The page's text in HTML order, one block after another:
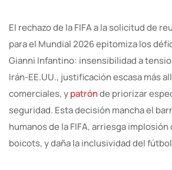
El rechazo de la FIFA a la solicitud de
para el Mundial 2026 epitomiza los
Gianni Infantino: insensibilidad a
Irán-EE.UU., justificación escasa más
comerciales, ypatrónde priorizar
seguridad. Esta decisión mancha el
humanos de la FIFA, arriesga
boicots, y daña la inclusividad del